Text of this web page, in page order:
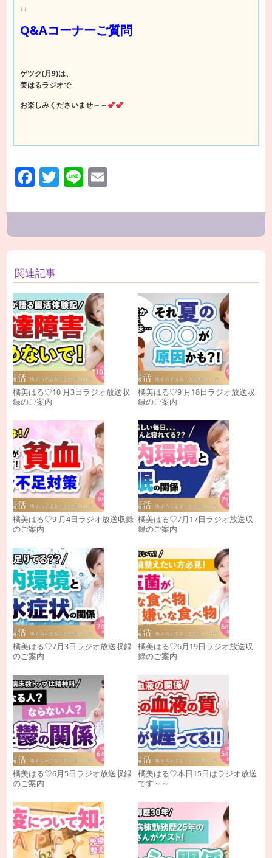
↓↓
Q&Aコーナーご質問
ゲツク(月9)は、
美はるラジオで
お楽しみくださいませ～～
Facebook
Twitter
Line
関連記事
橘美はる♡10 月3日ラジオ放送収
録のご案内
橘美はる♡9 月18日ラジオ放送収
録のご案内
橘美はる♡9 月4日ラジオ放送収録
のご案内
橘美はる♡7月17日ラジオ放送収
録のご案内
橘美はる♡7月3日ラジオ放送収録
のご案内
橘美はる♡6月19日ラジオ放送収
録のご案内
橘美はる♡6月5日ラジオ放送収録
のご案内
橘美はる♡本日15日はラジオ放送
です～～